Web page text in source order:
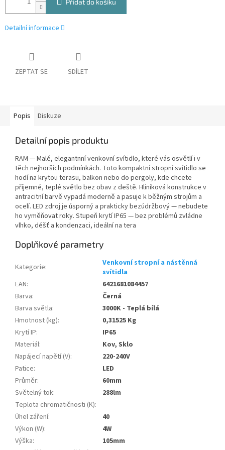
Přidat do košíku
Detailní informace
ZEPTAT SE SDÍLET
Popis Diskuze
Detailní popis produktu
RAM — Malé, elegantnní venkovní svítidlo, které vás osvětlí i v
těch nejhorších podmínkách. Toto kompaktní stropní svítidlo se
hodí na krytou terasu, balkon nebo do pergoly, kde chcete
příjemné, teplé světlo bez obav z deště. Hliníková konstrukce v
antracitní barvě vypadá moderně a pasuje k běžným strojům a
ocelí. LED zdroj je úsporný a prakticky bezúdržbový — nebudete
ho vyměňovat roky. Stupeň krytí IP65 — bez problémů zvládne
vlhko, déšť a kondenzaci, ideální na tera
Doplňkové parametry
Kategorie:
Venkovní stropní a nástěnná
svítidla
EAN:
6421681084457
Barva:
Černá
Barva světla:
3000K - Teplá bílá
Hmotnost (kg):
0,31525 Kg
Krytí IP:
IP65
Materiál:
Kov, Sklo
Napájecí napětí (V):
220-240V
Patice:
LED
Průměr:
60mm
Světelný tok:
288lm
Teplota chromatičnosti (K):
Úhel záření:
40
Výkon (W):
4W
Výška:
105mm